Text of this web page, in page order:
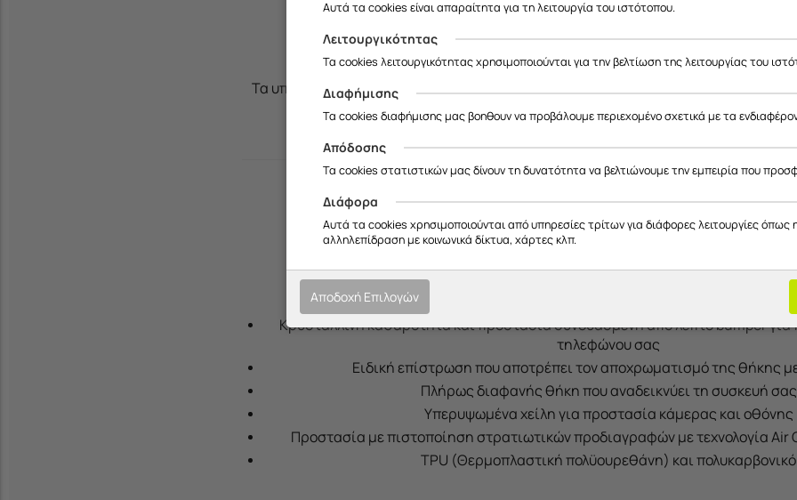
Τα υπερυψωμένα πλαϊνά θα φροντίσουν για την στρατηγική προστασία και της
Κρυστάλλινη καθαρότητα και προστασία συνδυασμένη από λεπτό bumper
τηλεφώνου σας
Ειδική επίστρωση που αποτρέπει τον αποχρωματισμό της θήκης
Πλήρως διαφανής θήκη που αναδεικνύει τη συσκευή σας
Υπερυψωμένα χείλη για προστασία κάμερας και οθόνης
Προστασία με πιστοποίηση στρατιωτικών προδιαγραφών με τεχνολογία Air
TPU (Θερμοπλαστική πολϋουρεθάνη) και πολυκαρβονικό
Αυτά τα cookies είναι απαραίτητα για τη λειτουργία του ιστότοπου.
Λειτουργικότητας
Τα cookies λειτουργικότητας χρησιμοποιούνται για την βελτίωση της λειτουργίας του
Διαφήμισης
Τα cookies διαφήμισης μας βοηθουν να προβάλουμε περιεχομένο σχετικά με τα
Απόδοσης
Τα cookies στατιστικών μας δίνουν τη δυνατότητα να βελτιώνουμε την εμπειρία που
Διάφορα
Αυτά τα cookies χρησιμοποιούνται από υπηρεσίες τρίτων για διάφορες λειτουργίες όπως
αλληλεπίδραση με κοινωνικά δίκτυα, χάρτες κλπ.
Αποδοχή Επιλογών